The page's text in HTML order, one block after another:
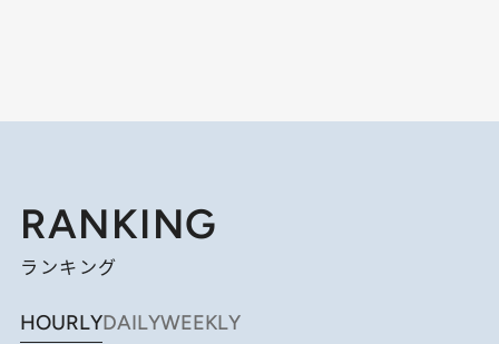
RANKING
ランキング
HOURLYDAILYWEEKLY